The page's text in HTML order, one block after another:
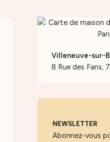
Villeneuve-sur-
8 Rue des Fans,
NEWSLETTER
Abonnez-vous